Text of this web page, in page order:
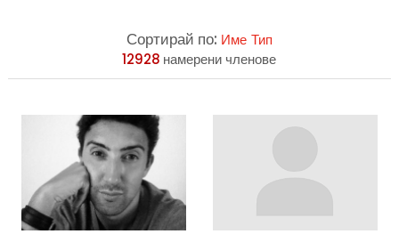
Сортирай по: Име Тип
12928 намерени членове